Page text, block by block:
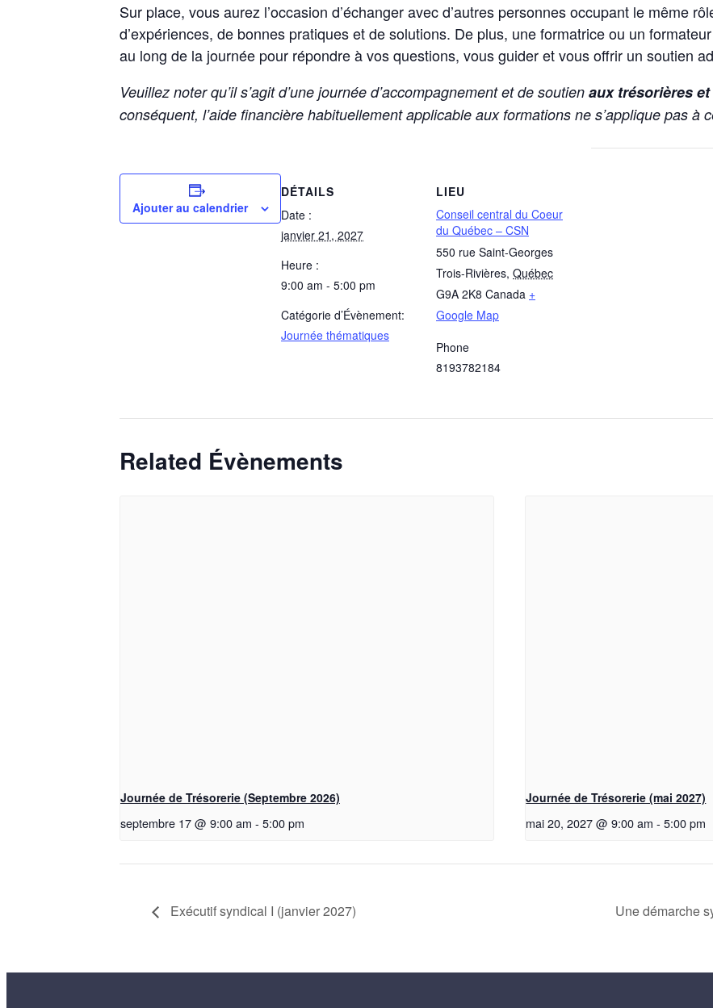
Sur place, vous aurez l’occasion d’échanger avec d’autres personnes occupant le même
d’expériences, de bonnes pratiques et de solutions. De plus, une formatrice ou un
au long de la journée pour répondre à vos questions, vous guider et vous offrir un soutien
Veuillez noter qu’il s’agit d’une journée d’accompagnement et de soutien aux trésorières
conséquent, l’aide financière habituellement applicable aux formations ne s’applique pas à
Ajouter au calendrier
DÉTAILS
Date :
janvier 21, 2027
Heure :
9:00 am - 5:00 pm
Catégorie d’Évènement:
Journée thématiques
LIEU
Conseil central du Coeur
du Québec – CSN
550 rue Saint-Georges
Trois-Rivières, Québec
G9A 2K8 Canada +
Google Map
Phone
8193782184
Related Évènements
Journée de Trésorerie (Septembre 2026)
septembre 17 @ 9:00 am - 5:00 pm
Journée de Trésorerie (mai 2027)
mai 20, 2027 @ 9:00 am - 5:00 pm
Exécutif syndical I (janvier 2027) Une démarche